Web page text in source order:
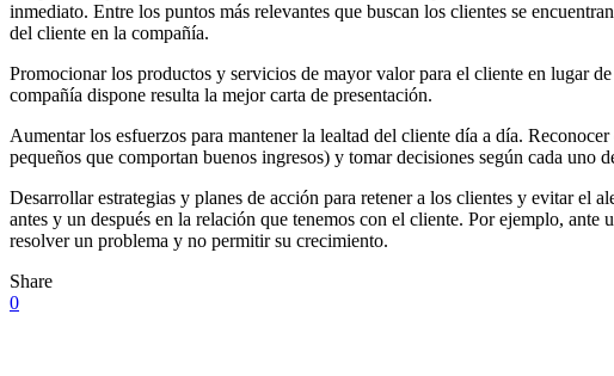
inmediato. Entre los puntos más relevantes que buscan los clientes se
del cliente en la compañía.
Promocionar los productos y servicios de mayor valor para el cliente en lugar
compañía dispone resulta la mejor carta de presentación.
Aumentar los esfuerzos para mantener la lealtad del cliente día a día.
pequeños que comportan buenos ingresos) y tomar decisiones según cada uno
Desarrollar estrategias y planes de acción para retener a los clientes y evitar el
antes y un después en la relación que tenemos con el cliente. Por ejemplo,
resolver un problema y no permitir su crecimiento.
Share
0